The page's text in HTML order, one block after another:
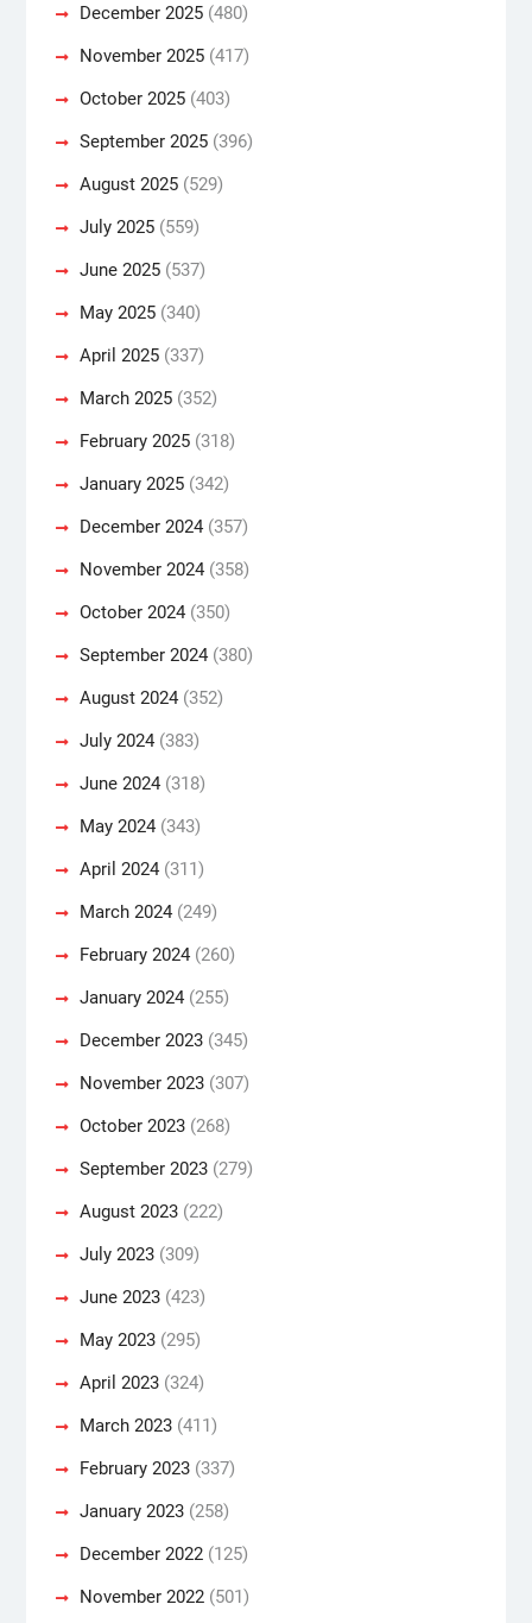
December 2025(480)
November 2025(417)
October 2025(403)
September 2025(396)
August 2025(529)
July 2025(559)
June 2025(537)
May 2025(340)
April 2025(337)
March 2025(352)
February 2025(318)
January 2025(342)
December 2024(357)
November 2024(358)
October 2024(350)
September 2024(380)
August 2024(352)
July 2024(383)
June 2024(318)
May 2024(343)
April 2024(311)
March 2024(249)
February 2024(260)
January 2024(255)
December 2023(345)
November 2023(307)
October 2023(268)
September 2023(279)
August 2023(222)
July 2023(309)
June 2023(423)
May 2023(295)
April 2023(324)
March 2023(411)
February 2023(337)
January 2023(258)
December 2022(125)
November 2022(501)